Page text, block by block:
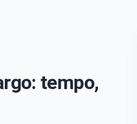
tempo,